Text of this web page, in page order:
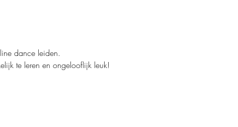
dance leiden.
te leren en ongelooflijk leuk!